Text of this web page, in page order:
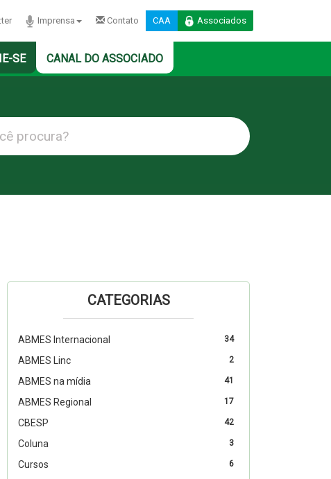
Imprensa Contato CAA Associados
SE CANAL DO ASSOCIADO
CATEGORIAS
34
ABMES Internacional
2
ABMES Linc
41
ABMES na mídia
17
ABMES Regional
42
CBESP
3
Coluna
6
Cursos